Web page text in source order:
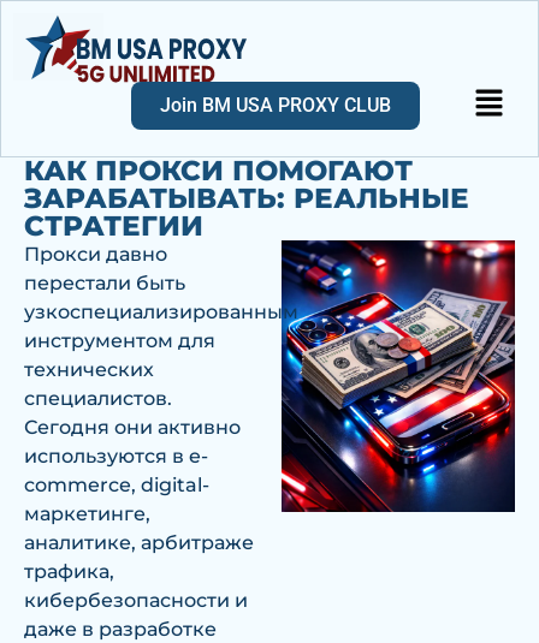
Join BM USA PROXY CLUB
КАК ПРОКСИ ПОМОГАЮТ
ЗАРАБАТЫВАТЬ: РЕАЛЬНЫЕ
СТРАТЕГИИ
Прокси давно
перестали быть
узкоспециализированным
инструментом для
технических
специалистов.
Сегодня они активно
используются в e-
commerce, digital-
маркетинге,
аналитике, арбитраже
трафика,
кибербезопасности и
даже в разработке